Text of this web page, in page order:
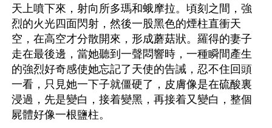
天上噴下來，射向所多瑪和蛾摩拉。頃刻之間，強
烈的火光四面閃射，然後一股黑色的煙柱直衝天
空，在高空才分散開來，形成蘑菇狀。羅得的妻子
走在最後邊，當她聽到一聲悶響時，一種瞬間產生
的強烈好奇感使她忘記了天使的告誡，忍不住回頭
一看，只見她一下子就僵硬了，皮膚像是在硫酸裏
浸過，先是變白，接着變黑，再接着又變白，整個
屍體好像一根鹽柱。